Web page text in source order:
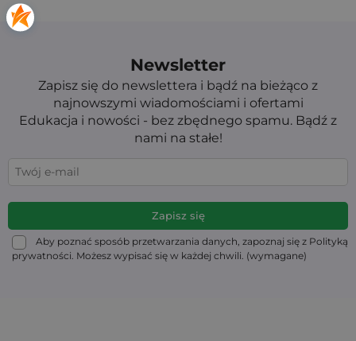
Newsletter
Zapisz się do newslettera i bądź na bieżąco z
najnowszymi wiadomościami i ofertami
Edukacja i nowości - bez zbędnego spamu. Bądź z
nami na stałe!
Aby poznać sposób przetwarzania danych, zapoznaj się z Polityką
prywatności. Możesz wypisać się w każdej chwili. (wymagane)